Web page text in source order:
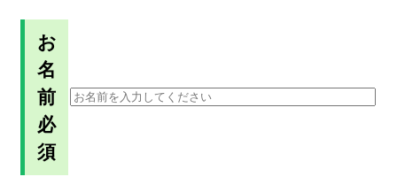
お
名
前
必
須